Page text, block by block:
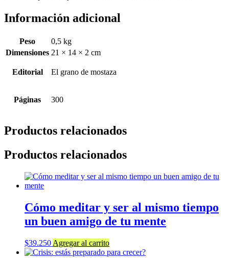
Información adicional
Peso
0,5 kg
Dimensiones 21 × 14 × 2 cm
Editorial El grano de mostaza
Páginas 300
Productos relacionados
Productos relacionados
Cómo meditar y ser al mismo tiempo
un buen amigo de tu mente
$39.250 Agregar al carrito